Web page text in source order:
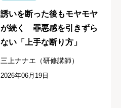
誘いを断った後もモヤモヤ
が続く 罪悪感を引きずら
ない「上手な断り方」
三上ナナエ（研修講師）
2026年06月19日